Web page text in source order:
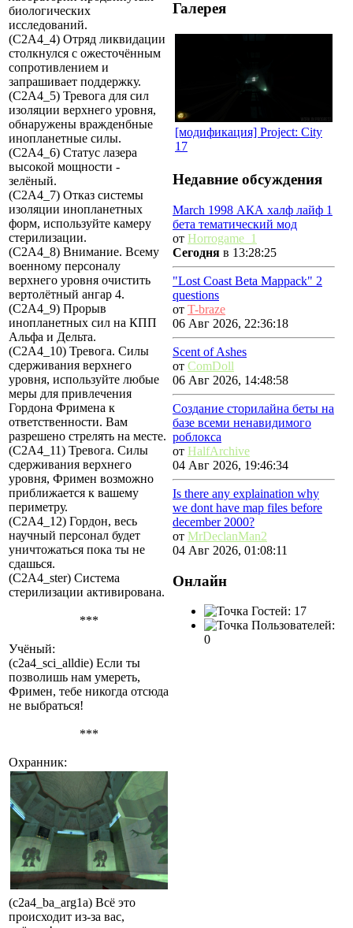
биологических
исследований.
(C2A4_4) Отряд ликвидации
столкнулся с ожесточённым
сопротивлением и
запрашивает поддержку.
(C2A4_5) Тревога для сил
изоляции верхнего уровня,
обнаружены вражденбные
инопланетные силы.
(C2A4_6) Статус лазера
высокой мощности -
зелёный.
(C2A4_7) Отказ системы
изоляции инопланетных
форм, используйте камеру
стерилизации.
(C2A4_8) Внимание. Всему
военному персоналу
верхнего уровня очистить
вертолётный ангар 4.
(C2A4_9) Прорыв
инопланетных сил на КПП
Альфа и Дельта.
(C2A4_10) Тревога. Силы
сдерживания верхнего
уровня, используйте любые
меры для привлечения
Гордона Фримена к
ответственности. Вам
разрешено стрелять на месте.
(C2A4_11) Тревога. Силы
сдерживания верхнего
уровня, Фримен возможно
приближается к вашему
периметру.
(C2A4_12) Гордон, весь
научный персонал будет
уничтожаться пока ты не
сдашься.
(C2A4_ster) Система
стерилизации активирована.
***
Учёный:
(c2a4_sci_alldie) Если ты
позволишь нам умереть,
Фримен, тебе никогда отсюда
не выбраться!
***
Охранник:
(c2a4_ba_arg1a) Всё это
происходит из-за вас,
Галерея
[модификация] Project: City
17
Недавние обсуждения
March 1998 АКА халф лайф 1
бета тематический мод
от Horrogame_1
Сегодня в 13:28:25
"Lost Coast Beta Mappack" 2
questions
от T-braze
06 Авг 2026, 22:36:18
Scent of Ashes
от ComDoll
06 Авг 2026, 14:48:58
Создание сторилайна беты на
базе всеми ненавидимого
роблокса
от HalfArchive
04 Авг 2026, 19:46:34
Is there any explaination why
we dont have map files before
december 2000?
от MrDeclanMan2
04 Авг 2026, 01:08:11
Онлайн
Гостей: 17
Пользователей:
0